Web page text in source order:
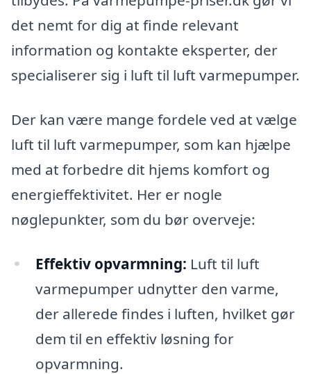
det nemt for dig at finde relevant
information og kontakte eksperter, der
specialiserer sig i luft til luft varmepumper.
Der kan være mange fordele ved at vælge
luft til luft varmepumper, som kan hjælpe
med at forbedre dit hjems komfort og
energieffektivitet. Her er nogle
nøglepunkter, som du bør overveje:
Effektiv opvarmning: Luft til luft
varmepumper udnytter den varme,
der allerede findes i luften, hvilket gør
dem til en effektiv løsning for
opvarmning.